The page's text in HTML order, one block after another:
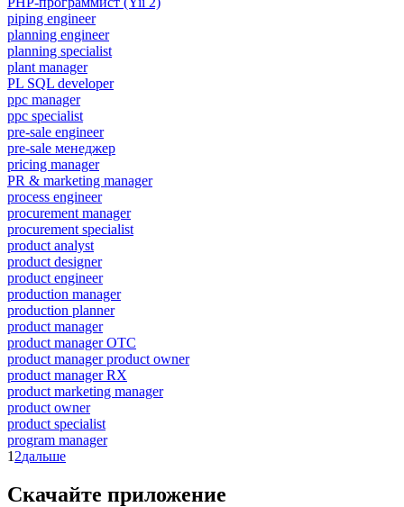
piping engineer
planning engineer
planning specialist
plant manager
PL SQL developer
ppc manager
ppc specialist
pre-sale engineer
pre-sale менеджер
pricing manager
PR & marketing manager
process engineer
procurement manager
procurement specialist
product analyst
product designer
product engineer
production manager
production planner
product manager
product manager OTC
product manager product owner
product manager RX
product marketing manager
product owner
product specialist
program manager
1 2дальше
Скачайте приложение